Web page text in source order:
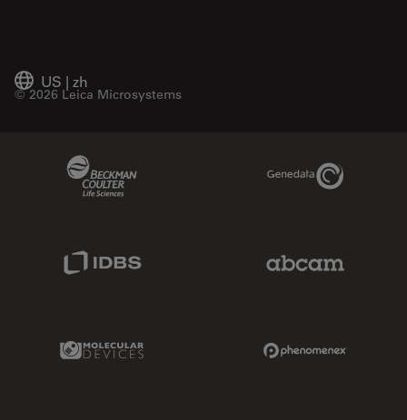
US | zh
© 2026 Leica Microsystems
Genedata Link
IDBS Link
Molecular Devices Link